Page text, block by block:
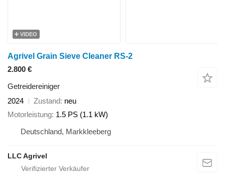
VIDEO
Agrivel Grain Sieve Cleaner RS-2
2.800 €
Getreidereiniger
2024
Zustand
neu
Motorleistung 1.5 PS (1.1 kW)
Deutschland, Markkleeberg
LLC Agrivel